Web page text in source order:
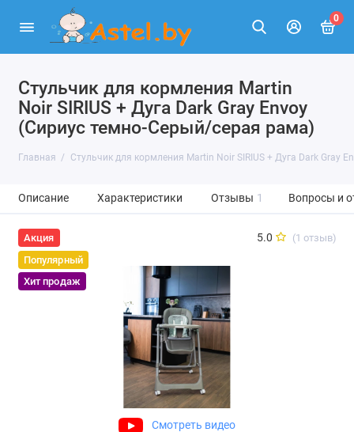
0
Стульчик для кормления Martin
Noir SIRIUS + Дуга Dark Gray Envoy
(Сириус темно-Серый/серая рама)
Главная Стульчик для кормления Martin Noir SIRIUS + Дуга Dark Gray
Описание Характеристики Отзывы 1 Вопросы и
Акция
Популярный
Хит продаж
5.0 (1 отзыв)
Смотреть видео